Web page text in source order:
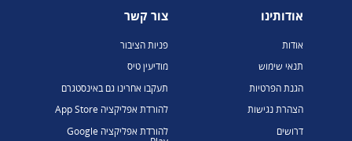
אודותינו
אודות
תנאי שימוש
הגנת הפרטיות
הצהרת נגישות
דרושים
צור קשר
פניות הציבור
מודיעין טיס
תעקבו אחרינו גם באינסטגרם
להורדת אפליקציה App Store
להורדת אפליקציה Google